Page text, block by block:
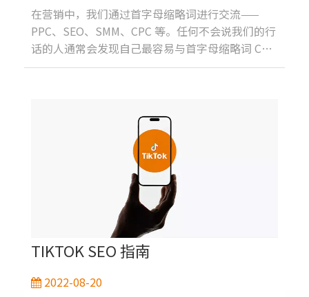
在营销中，我们通过首字母缩略词进行交流——
PPC、SEO、SMM、CPC 等。任何不会说我们的行
话的人通常会发现自己最容易与首字母缩略词 CRO
混淆。如果我们指的是首席营收官，大多数人会问
别担心，我们为您提供保障！转化率优化或CRO是
增加在网站上执行所需操作的用户百分比的做法。
此操作可以是提交潜在客户表单、将商品添加到购
物车、拨打公司电话或购买产品。提高网站转化率
的最佳方法是了解您的访问者和客户。一旦你了解
了你的用户，剩下的就是给他们他们需要的东西。
这可能是一个加载的问题......任何网页上都
TIKTOK SEO 指南
2022-08-20